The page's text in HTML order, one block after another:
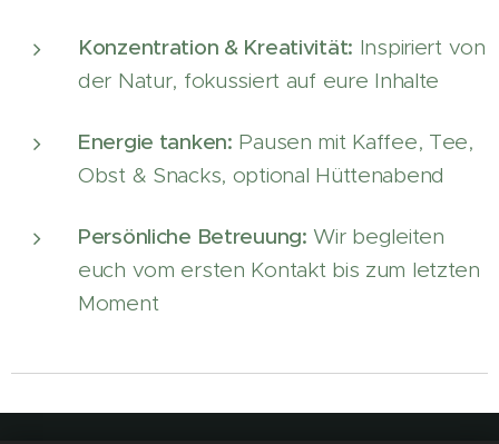
Konzentration & Kreativität: Inspiriert von
der Natur, fokussiert auf eure Inhalte
Energie tanken: Pausen mit Kaffee, Tee,
Obst & Snacks, optional Hüttenabend
Persönliche Betreuung: Wir begleiten
euch vom ersten Kontakt bis zum letzten
Moment